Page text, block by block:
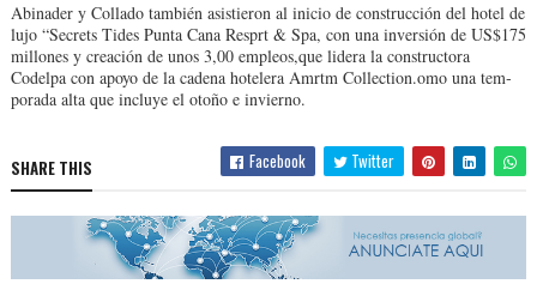
Abinader y Collado tam­bién asistieron al inicio de construcción del hotel de
lujo “Secrets Tides Punta Cana Resprt & Spa, con una inversión de US$175
millo­nes y creación de unos 3,00 empleos,que lidera la cons­tructora
Codelpa con apo­yo de la cadena hotelera Amrtm Collection.omo una tem­
porada alta que incluye el otoño e invierno.
SHARE THIS Facebook Twitter